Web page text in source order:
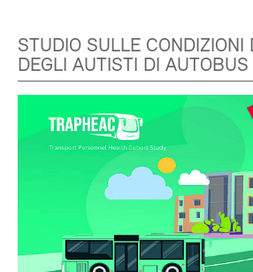
STUDIO SULLE CONDIZIONI
DEGLI AUTISTI DI AUTOBUS